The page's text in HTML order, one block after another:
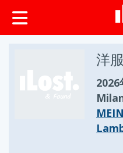
洋
2026